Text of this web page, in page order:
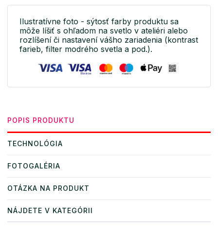
Ilustratívne foto - sýtosť farby produktu sa
môže líšiť s ohľadom na svetlo v ateliéri alebo
rozlíšení či nastavení vášho zariadenia (kontrast
farieb, filter modrého svetla a pod.).
POPIS PRODUKTU
TECHNOLÓGIA
FOTOGALÉRIA
OTÁZKA NA PRODUKT
NÁJDETE V KATEGÓRII